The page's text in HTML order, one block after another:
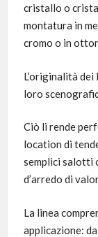
cristallo o
montatura in
cromo o in
L’originalità
loro
Ciò li rende
location di
semplici salotti
d’arredo di
La linea
applicazione: